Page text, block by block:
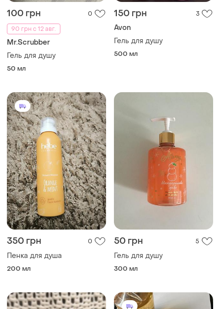
100 грн
0
90 грн с 12 авг.
Mr.Scrubber
Гель для душу
50 мл
150 грн 3
Avon
Гель для душу
500 мл
350 грн 0
Пенка для душа
200 мл
50 грн 5
Гель для душу
300 мл